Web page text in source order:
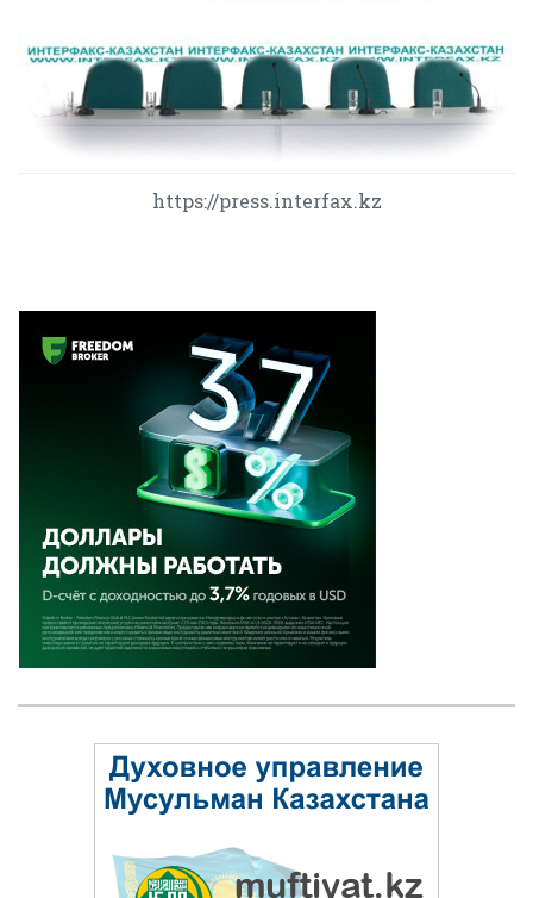
https://press.interfax.kz